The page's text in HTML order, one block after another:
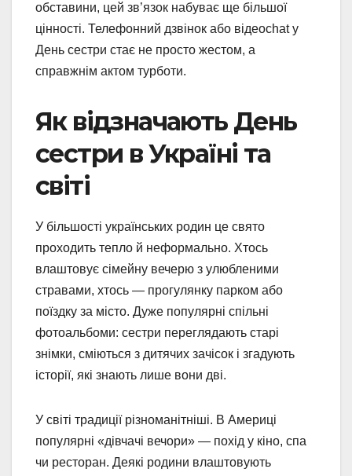
обставини, цей зв’язок набуває ще більшої
цінності. Телефонний дзвінок або відеоchat у
День сестри стає не просто жестом, а
справжнім актом турботи.
Як відзначають День
сестри в Україні та
світі
У більшості українських родин це свято
проходить тепло й неформально. Хтось
влаштовує сімейну вечерю з улюбленими
стравами, хтось — прогулянку парком або
поїздку за місто. Дуже популярні спільні
фотоальбоми: сестри переглядають старі
знімки, сміються з дитячих зачісок і згадують
історії, які знають лише вони дві.
У світі традиції різноманітніші. В Америці
популярні «дівчачі вечори» — похід у кіно, спа
чи ресторан. Деякі родини влаштовують